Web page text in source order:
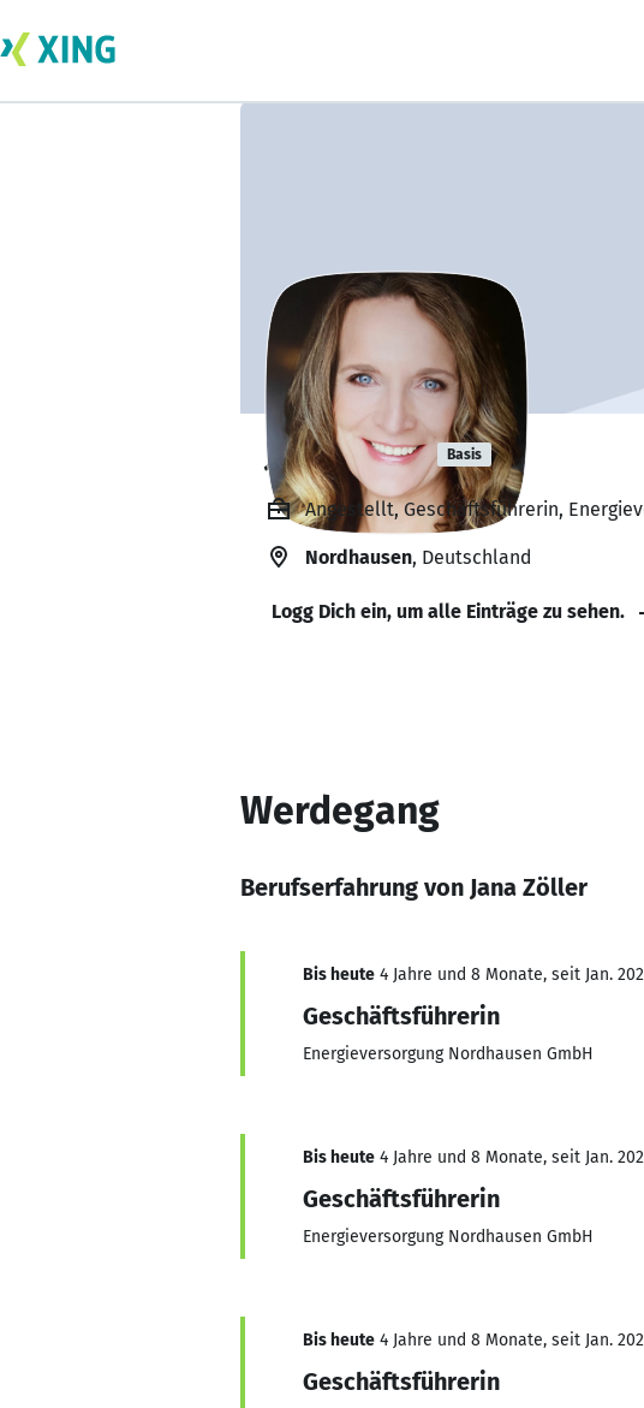
Jana Zöller Basis
Angestellt, Geschäftsführerin,
Nordhausen, Deutschland
Logg Dich ein, um alle Einträge zu sehen.
Werdegang
Berufserfahrung von Jana Zöller
Bis heute 4 Jahre und 8 Monate, seit Jan.
Geschäftsführerin
Energieversorgung Nordhausen GmbH
Bis heute 4 Jahre und 8 Monate, seit Jan.
Geschäftsführerin
Energieversorgung Nordhausen GmbH
Bis heute 4 Jahre und 8 Monate, seit Jan.
Geschäftsführerin